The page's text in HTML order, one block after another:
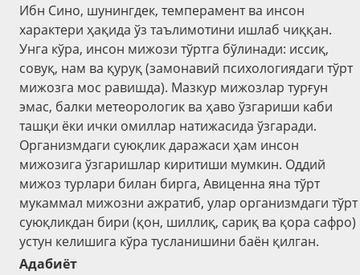
Ибн Сино, шунингдек, темперамент ва инсон
характери ҳақида ўз таълимотини ишлаб чиққан.
Унга кўра, инсон мижози тўртга бўлинади: иссиқ,
совуқ, нам ва қуруқ (замонавий психологиядаги тўрт
мижозга мос равишда). Мазкур мижозлар турғун
эмас, балки метеорологик ва ҳаво ўзгариши каби
ташқи ёки ички омиллар натижасида ўзгаради.
Организмдаги суюқлик даражаси ҳам инсон
мижозига ўзгаришлар киритиши мумкин. Оддий
мижоз турлари билан бирга, Авиценна яна тўрт
мукаммал мижозни ажратиб, улар организмдаги тўрт
суюқликдан бири (қон, шиллиқ, сариқ ва қора сафро)
устун келишига кўра тусланишини баён қилган.
Адабиёт